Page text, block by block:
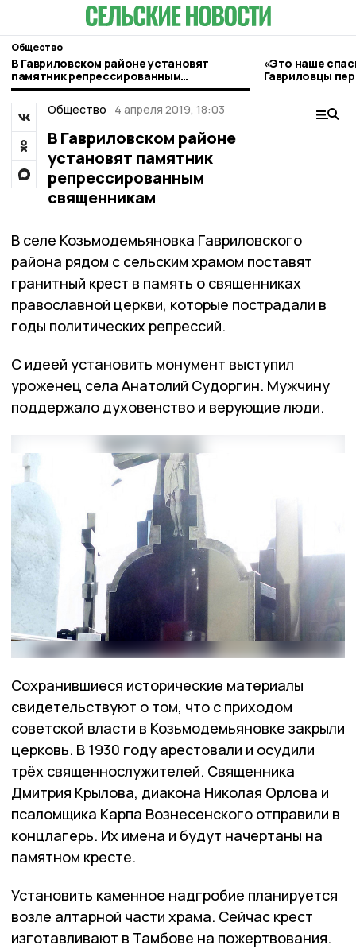
Общество
В Гавриловском районе установят
памятник репрессированным
священникам
«Это наше
Гавриловцы
заработок в
Общество
4 апреля 2019, 18:03
В Гавриловском районе
установят памятник
репрессированным
священникам
В селе Козьмодемьяновка Гавриловского
района рядом с сельским храмом поставят
гранитный крест в память о священниках
православной церкви, которые пострадали в
годы политических репрессий.
С идеей установить монумент выступил
уроженец села Анатолий Судоргин. Мужчину
поддержало духовенство и верующие люди.
Сохранившиеся исторические материалы
свидетельствуют о том, что с приходом
советской власти в Козьмодемьяновке закрыли
церковь. В 1930 году арестовали и осудили
трёх священнослужителей. Священника
Дмитрия Крылова, диакона Николая Орлова и
псаломщика Карпа Вознесенского отправили в
концлагерь. Их имена и будут начертаны на
памятном кресте.
Установить каменное надгробие планируется
возле алтарной части храма. Сейчас крест
изготавливают в Тамбове на пожертвования.